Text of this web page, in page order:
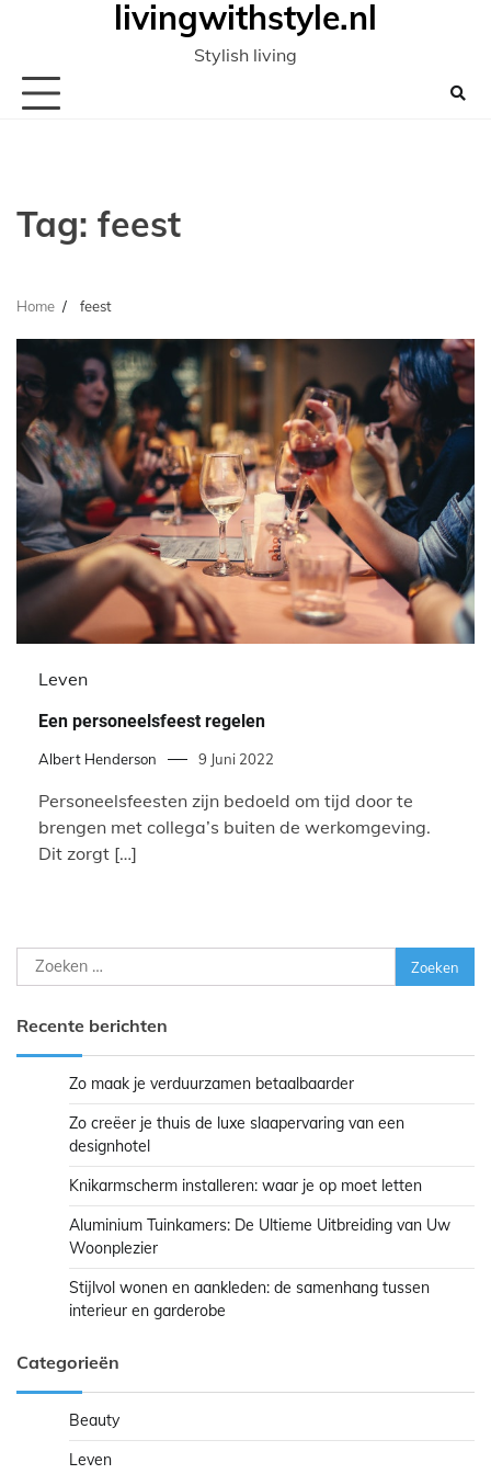
inhoud
livingwithstyle.nl
Stylish living
Tag: feest
Home feest
Leven
Een personeelsfeest regelen
Albert Henderson 9 Juni 2022
Personeelsfeesten zijn bedoeld om tijd door te
brengen met collega’s buiten de werkomgeving.
Dit zorgt […]
Zoeken
naar:
Recente berichten
Zo maak je verduurzamen betaalbaarder
Zo creëer je thuis de luxe slaapervaring van een
designhotel
Knikarmscherm installeren: waar je op moet letten
Aluminium Tuinkamers: De Ultieme Uitbreiding van Uw
Woonplezier
Stijlvol wonen en aankleden: de samenhang tussen
interieur en garderobe
Categorieën
Beauty
Leven